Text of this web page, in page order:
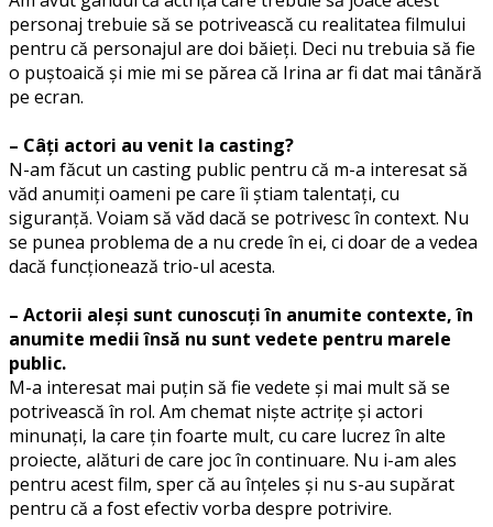
personaj trebuie să se potrivească cu realitatea filmului
pentru că personajul are doi băieți. Deci nu trebuia să fie
o puștoaică și mie mi se părea că Irina ar fi dat mai tânără
pe ecran.
– Câți actori au venit la casting?
N-am făcut un casting public pentru că m-a interesat să
văd anumiți oameni pe care îi știam talentați, cu
siguranță. Voiam să văd dacă se potrivesc în context. Nu
se punea problema de a nu crede în ei, ci doar de a vedea
dacă funcționează trio-ul acesta.
– Actorii aleși sunt cunoscuți în anumite contexte, în
anumite medii însă nu sunt vedete pentru marele
public.
M-a interesat mai puțin să fie vedete și mai mult să se
potrivească în rol. Am chemat niște actrițe și actori
minunați, la care țin foarte mult, cu care lucrez în alte
proiecte, alături de care joc în continuare. Nu i-am ales
pentru acest film, sper că au înțeles și nu s-au supărat
pentru că a fost efectiv vorba despre potrivire.